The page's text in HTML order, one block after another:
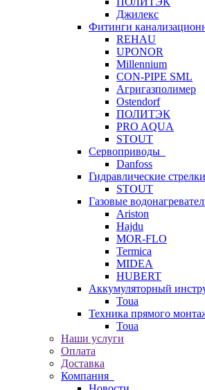
Джилекс
Фитинги
REHAU
UPONOR
Millennium
CON-PIPE SML
Агригазполимер
Ostendorf
ПОЛИТЭК
PRO AQUA
STOUT
Сервоприводы
Danfoss
Гидравлические стрелки
STOUT
Газовые
Ariston
Hajdu
MOR-FLO
Termica
MIDEA
HUBERT
Аккумуляторный
Toua
Техника прямого
Toua
Наши услуги
Оплата
Доставка
Компания